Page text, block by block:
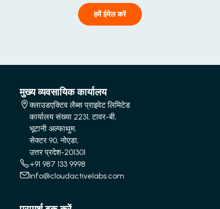
हमें ईमेल करें
मुख्य व्यवसायिक कार्यालय
क्लाउडएक्टिव लैब्स प्राइवेट लिमिटेड
कार्यालय संख्या 2231, टावर-बी,
भूटानी अल्फाथुम,
सेक्टर 90, नोएडा,
उत्तर प्रदेश-201301
+91 987 133 9998
info@cloudactivelabs.com